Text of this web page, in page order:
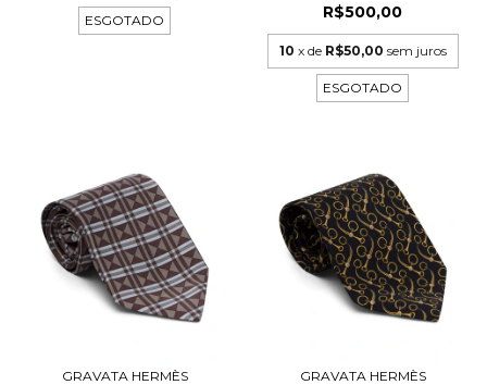
ESGOTADO
R$500,00
10 x de R$50,00 sem juros
ESGOTADO
GRAVATA HERMÈS
GRAVATA HERMÈS